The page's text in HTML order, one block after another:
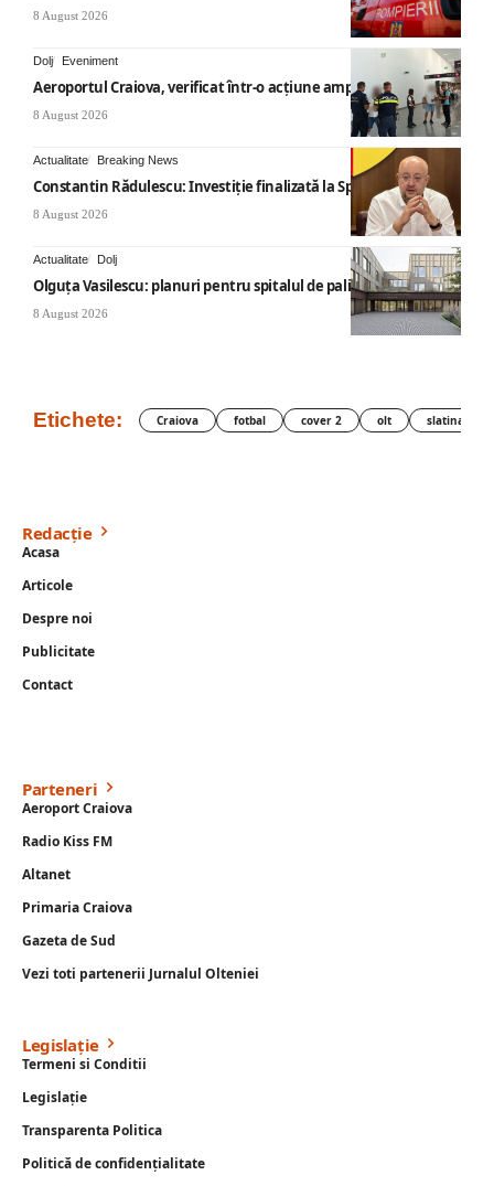
8 August 2026
Dolj Eveniment
Aeroportul Craiova, verificat într-o acțiune amplă
8 August 2026
Actualitate Breaking News
Constantin Rădulescu: Investiție finalizată la Spitalul Mihăești
8 August 2026
Actualitate Dolj
Olguța Vasilescu: planuri pentru spitalul de paliație
8 August 2026
Etichete: Craiova fotbal cover 2 olt slatina
Redacție
Acasa
Articole
Despre noi
Publicitate
Contact
Parteneri
Aeroport Craiova
Radio Kiss FM
Altanet
Primaria Craiova
Gazeta de Sud
Vezi toti partenerii Jurnalul Olteniei
Legislație
Termeni si Conditii
Legislație
Transparenta Politica
Politică de confidențialitate